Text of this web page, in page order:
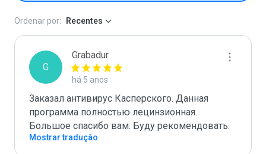
Ordenar por: Recentes
G
Grabadur
há 5 anos
Заказал антивирус Касперского. Данная
программа полностью лецинзионная.
Большое спасибо вам. Буду рекомендовать.
Mostrar tradução